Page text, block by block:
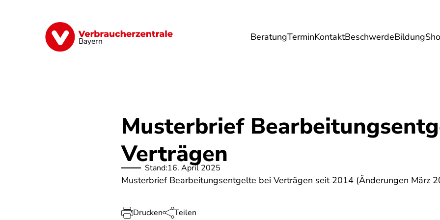
Bayern BeratungTerminKontaktBeschwerdeBildung
Finanzen Digitales Lebensmittel Umwelt Gesundheit Energie
Musterbrief
Verträgen
Stand:16. April 2025
Musterbrief Bearbeitungsentgelte bei Verträgen seit 2014 (Änderungen März
Drucken Teilen